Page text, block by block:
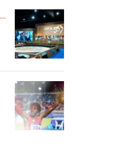
ORGANIZACIÓN DE ESTADOS AMERICANOS (OEA)